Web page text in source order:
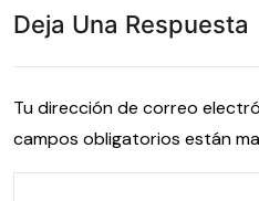
Deja Una Respuesta
Tu dirección de correo
campos obligatorios están